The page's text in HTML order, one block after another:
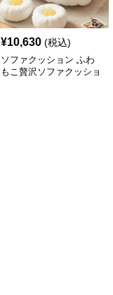
¥10,630 (税込)
ソファクッション ふわ
もこ贅沢ソファクッショ